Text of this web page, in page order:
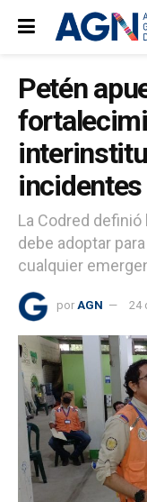
Petén
La Codred
debe adoptar
cualquier
por AGN 24